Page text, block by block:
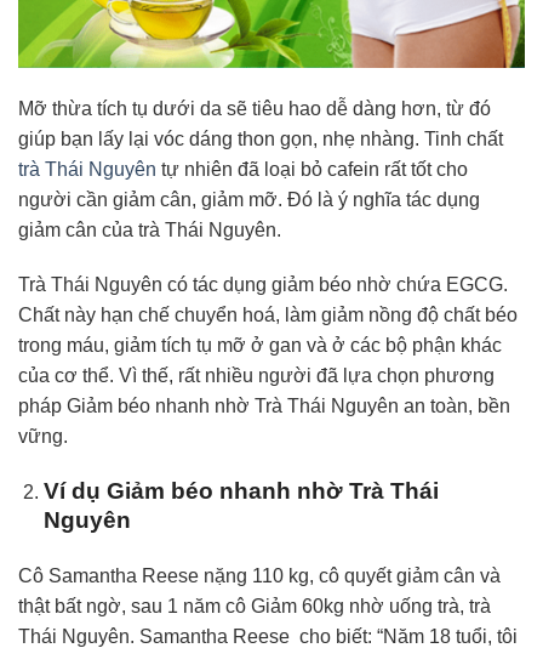
Mỡ thừa tích tụ dưới da sẽ tiêu hao dễ dàng hơn, từ đó
giúp bạn lấy lại vóc dáng thon gọn, nhẹ nhàng. Tinh chất
trà Thái Nguyên tự nhiên đã loại bỏ cafein rất tốt cho
người cần giảm cân, giảm mỡ. Đó là ý nghĩa tác dụng
giảm cân của trà Thái Nguyên.
Trà Thái Nguyên có tác dụng giảm béo nhờ chứa EGCG.
Chất này hạn chế chuyển hoá, làm giảm nồng độ chất béo
trong máu, giảm tích tụ mỡ ở gan và ở các bộ phận khác
của cơ thể. Vì thế, rất nhiều người đã lựa chọn phương
pháp Giảm béo nhanh nhờ Trà Thái Nguyên an toàn, bền
vững.
Ví dụ Giảm béo nhanh nhờ Trà Thái
Nguyên
Cô Samantha Reese nặng 110 kg, cô quyết giảm cân và
thật bất ngờ, sau 1 năm cô Giảm 60kg nhờ uống trà, trà
Thái Nguyên. Samantha Reese cho biết: “Năm 18 tuổi, tôi